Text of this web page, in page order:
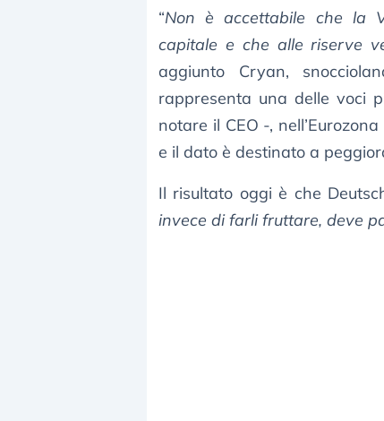
“Non è accettabile che la
capitale e che alle riserve
aggiunto Cryan,
rappresenta una delle voci
notare il CEO -, nell’Eurozona
e il dato è destinato a
Il risultato oggi è che
invece di farli fruttare, deve